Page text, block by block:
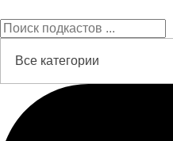
Подкасты на русском языке
слушайте бесплатно и без рекламы